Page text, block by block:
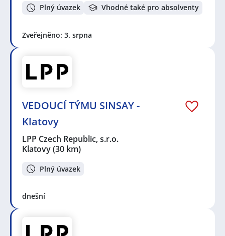
Plný úvazek Vhodné také pro absolventy
Zveřejněno: 3. srpna
VEDOUCÍ TÝMU SINSAY -
Klatovy
LPP Czech Republic, s.r.o.
Klatovy(30 km)
Plný úvazek
dnešní